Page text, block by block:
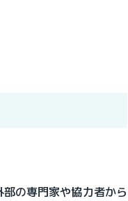
の専門家や協力者から